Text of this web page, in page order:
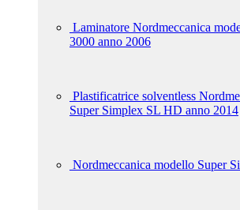
Laminatore Nordmeccanica
3000 anno 2006
Plastificatrice solventless
Super Simplex SL HD anno 2014
Nordmeccanica modello Super